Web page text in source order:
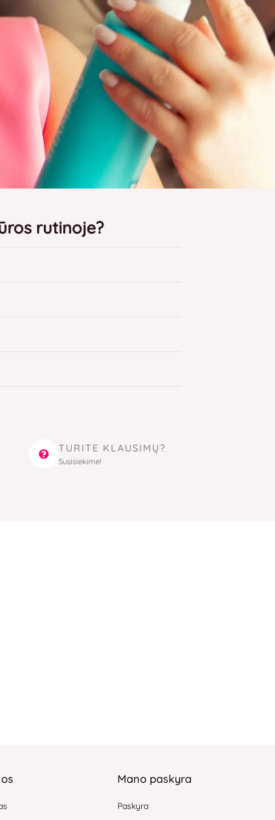
rutinoje?
TURITE KLAUSIMŲ?
Susisiekime!
Mano paskyra
Paskyra